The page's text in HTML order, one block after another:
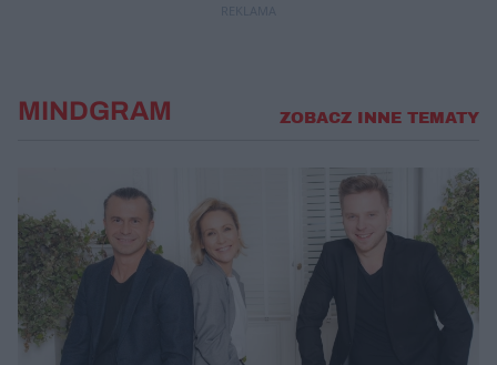
MINDGRAM ZOBACZ INNE TEMATY